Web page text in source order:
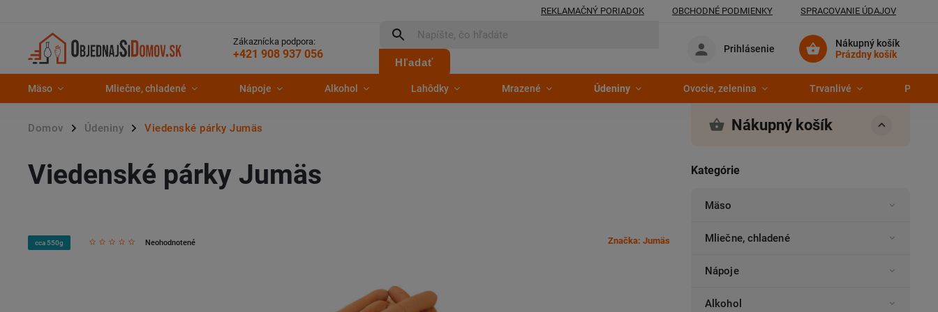
REKLAMAČNÝ PORIADOK OBCHODNÉ PODMIENKY SPRACOVANIE ÚDAJOV
Zákaznícka podpora:
+421 908 937 056
Hľadať
Nákupný košík
Prázdny košík
Prihlásenie
Mäso Mliečne, chladené Nápoje Alkohol Lahôdky Mrazené Údeniny Ovocie, zelenina Trvanlivé
Domov / Údeniny / Viedenské párky Jumäs Nákupný košík
Kategórie
Mäso
Mliečne, chladené
Nápoje
Alkohol
Viedenské párky Jumäs
cca 550g Neohodnotené Značka: Jumäs